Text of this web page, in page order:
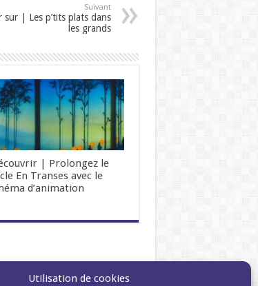
Utilisation de cookies
Suivant
sur | Les p’tits plats dans
les grands
| Prolongez le
En Transes avec le
d’animation